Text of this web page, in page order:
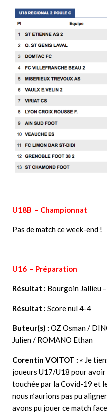
U18B – Championnat
Pas de match ce week-end !
U16 – Préparation
Résultat : Bourgoin Jallieu
Résultat : Score nul 4-4
Buteur(s) : OZ Osman /
Julien / ROMANO Ethan
Corentin VOITOT : « Je
joueurs U17/U18 pour avoir
touchée par la Covid-19 et
nous n’aurions pas pu
avons pu jouer ce match